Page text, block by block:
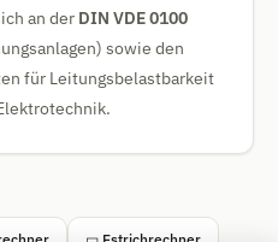
an der DIN VDE 0100
sowie den
für Leitungsbelastbarkeit